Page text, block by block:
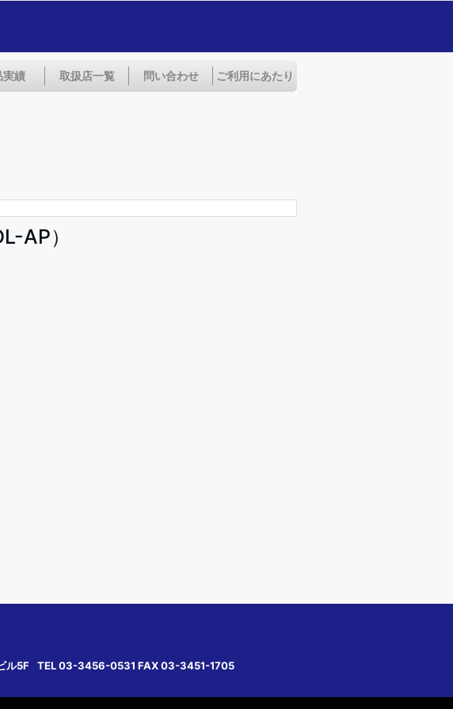
実績 取扱店一覧 問い合わせ ご利用にあたり
AP）
ル5F TEL 03-3456-0531 FAX 03-3451-1705